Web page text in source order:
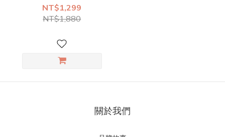
NT$1,299
NT$1,880
關於我們